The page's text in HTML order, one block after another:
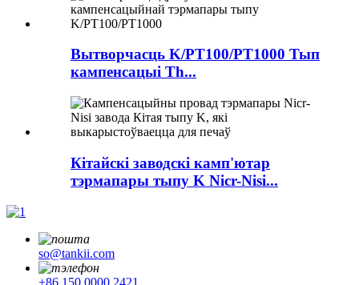
Вытворчасць K/PT100/PT1000 Тып
кампенсацыі Th...
Кітайскі заводскі камп'ютар
тэрмапары тыпу K Nicr-Nisi...
so@tankii.com
+86 150 0000 2421